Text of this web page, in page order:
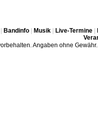
Bandinfo| Musik| Live-Termine|
Angaben ohne Gewähr.